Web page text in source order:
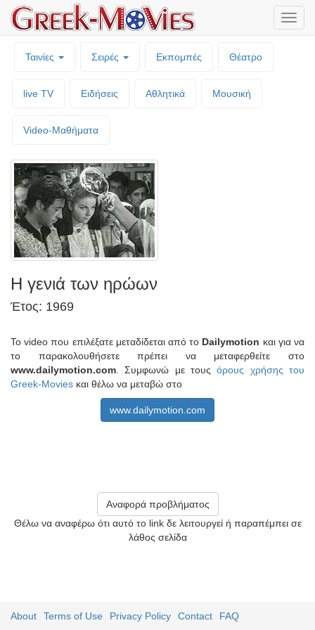
Ταινίες Σειρές Εκπομπές Θέατρο
live TV Ειδήσεις Αθλητικά Μουσική
Video-Mαθήματα
Η γενιά των ηρώων
Έτος: 1969
Το video που επιλέξατε μεταδίδεται από το Dailymotion και για να
το παρακολουθήσετε πρέπει να μεταφερθείτε στο
www.dailymotion.com . Συμφωνώ με τουςόρους χρήσης του
Greek-Movies και θέλω να μεταβώ στο
www.dailymotion.com
Αναφορά προβλήματος
Θέλω να αναφέρω ότι αυτό το link δε λειτουργεί ή παραπέμπει σε
λάθος σελίδα
About Terms of Use Privacy Policy Contact FAQ